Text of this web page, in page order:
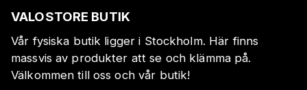
VALOSTORE BUTIK
Vår fysiska butik ligger i Stockholm. Här finns
massvis av produkter att se och klämma på.
Välkommen till oss och vår butik!